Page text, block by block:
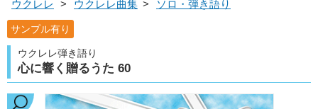
ウクレレ > ウクレレ曲集 > ソロ・弾き語り
サンプル有り
ウクレレ弾き語り
心に響く贈るうた 60